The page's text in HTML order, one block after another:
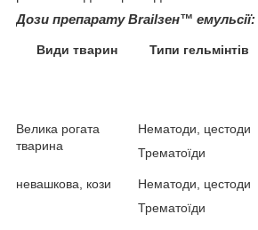
Дози препарату Brailзен™ емульсії:
Види тварин Типи гельмінтів
Велика рогата
тварина
Нематоди, цестоди
Трематоїди
невашкова, кози
Нематоди, цестоди
Трематоїди